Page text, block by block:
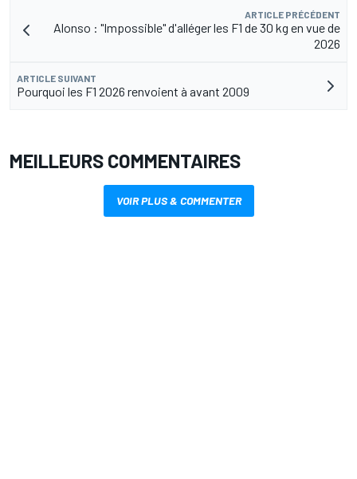
ARTICLE PRÉCÉDENT
Alonso : "Impossible" d'alléger les F1 de 30 kg en vue de
2026
ARTICLE SUIVANT
Pourquoi les F1 2026 renvoient à avant 2009
MEILLEURS COMMENTAIRES
VOIR PLUS & COMMENTER